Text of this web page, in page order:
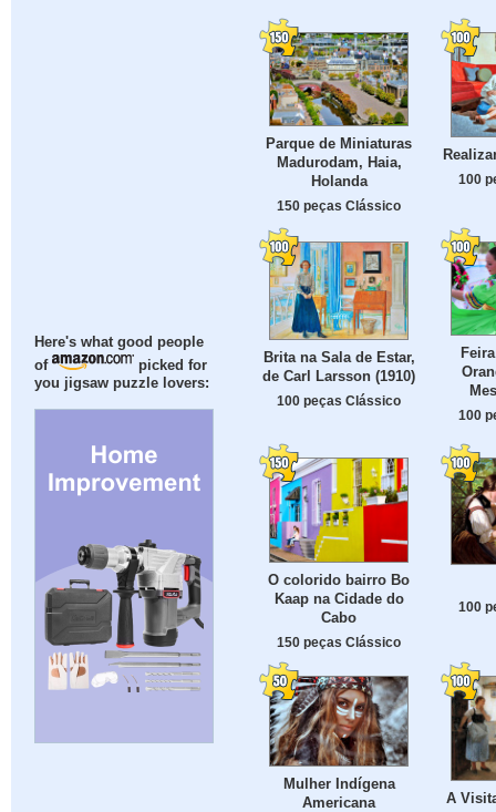
Here's what good people
of
picked for
you jigsaw puzzle lovers:
Parque de Miniaturas
Madurodam, Haia,
Holanda
150 peças Clássico
100
Brita na Sala de Estar,
de Carl Larsson (1910)
100 peças Clássico
100
O colorido bairro Bo
Kaap na Cidade do
Cabo
150 peças Clássico
100
Mulher Indígena
Americana
A